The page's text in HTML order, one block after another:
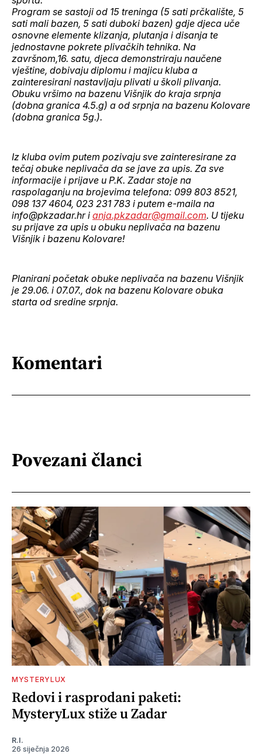
Program se sastoji od 15 treninga (5 sati prčkalište, 5
sati mali bazen, 5 sati duboki bazen) gdje djeca uče
osnovne elemente klizanja, plutanja i disanja te
jednostavne pokrete plivačkih tehnika. Na
završnom,16. satu, djeca demonstriraju naučene
vještine, dobivaju diplomu i majicu kluba a
zainteresirani nastavljaju plivati u školi plivanja.
Obuku vršimo na bazenu Višnjik do kraja srpnja
(dobna granica 4.5.g) a od srpnja na bazenu Kolovare
(dobna granica 5g.).
Iz kluba ovim putem pozivaju sve zainteresirane za
tečaj obuke neplivača da se jave za upis. Za sve
informacije i prijave u P.K. Zadar stoje na
raspolaganju na brojevima telefona: 099 803 8521,
098 137 4604, 023 231 783 i putem e-maila na
info@pkzadar.hr i anja.pkzadar@gmail.com. U tijeku
su prijave za upis u obuku neplivača na bazenu
Višnjik i bazenu Kolovare!
Planirani početak obuke neplivača na bazenu Višnjik
je 29.06. i 07.07., dok na bazenu Kolovare obuka
starta od sredine srpnja.
Komentari
Povezani članci
MYSTERYLUX
Redovi i rasprodani paketi:
MysteryLux stiže u Zadar
R.I.
26 siječnja 2026